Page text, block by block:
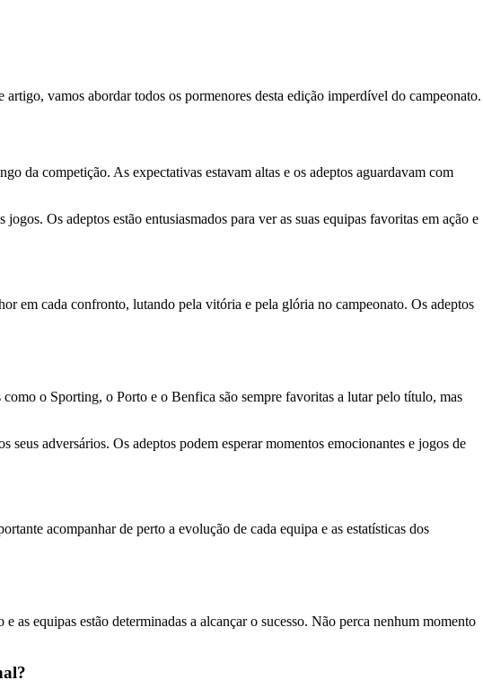
vamos abordar todos os pormenores desta edição imperdível do campeonato.
da competição. As expectativas estavam altas e os adeptos aguardavam com
Os adeptos estão entusiasmados para ver as suas equipas favoritas em ação e
em cada confronto, lutando pela vitória e pela glória no campeonato. Os adeptos
o Sporting, o Porto e o Benfica são sempre favoritas a lutar pelo título, mas
adversários. Os adeptos podem esperar momentos emocionantes e jogos de
acompanhar de perto a evolução de cada equipa e as estatísticas dos
equipas estão determinadas a alcançar o sucesso. Não perca nenhum momento